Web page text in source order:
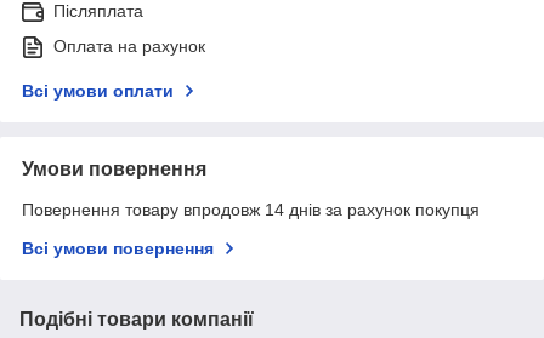
Післяплата
Оплата на рахунок
Всі умови оплати
Умови повернення
Повернення товару впродовж 14 днів за рахунок покупця
Всі умови повернення
Подібні товари компанії